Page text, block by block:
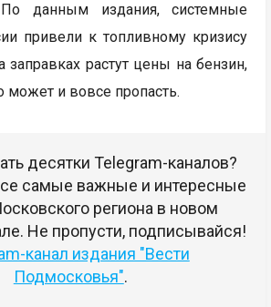
данным издания, системные
привели к топливному кризису
заправках растут цены на бензин,
может и вовсе пропасть.
десятки Telegram-каналов?
самые важные и интересные
региона в новом
Не пропусти, подписывайся!
канал издания "Вести
Подмосковья".